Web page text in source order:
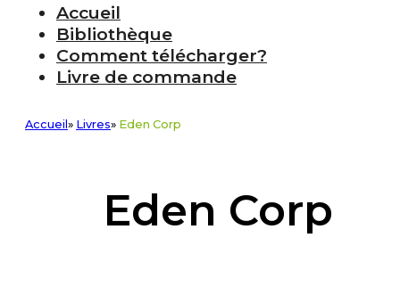
Accueil
Bibliothèque
Comment télécharger?
Livre de commande
Accueil » Livres» Eden Corp
Eden Corp